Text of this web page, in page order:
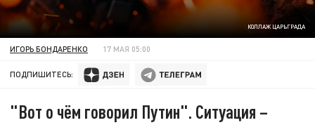
КОЛЛАЖ ЦАРЬГРАДА
ИГОРЬ БОНДАРЕНКО 17 МАЯ 05:00
ПОДПИШИТЕСЬ:
"Вот о чём говорил Путин". Ситуация –